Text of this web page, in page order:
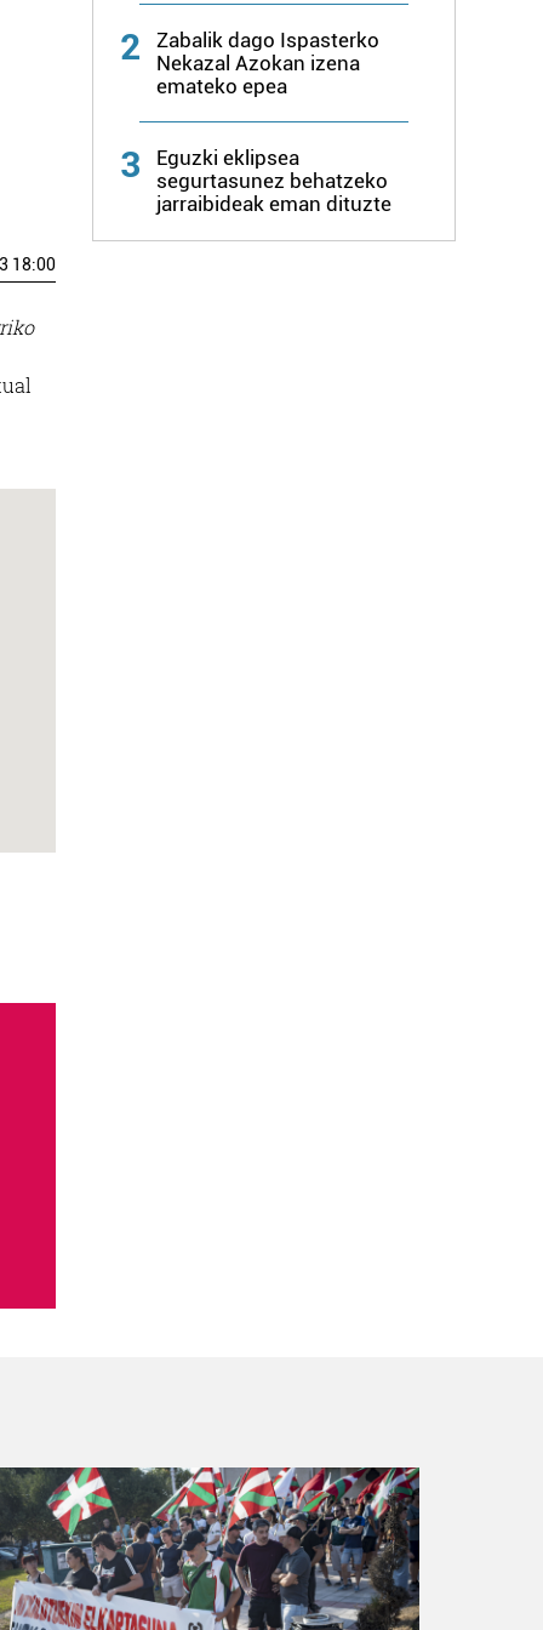
18:00
2
Zabalik dago Ispasterko
Nekazal Azokan izena
emateko epea
3
Eguzki eklipsea
segurtasunez behatzeko
jarraibideak eman dituzte